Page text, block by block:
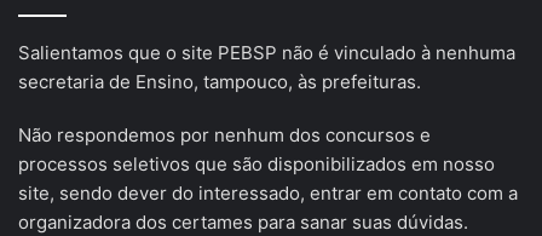
Salientamos que o site PEBSP não é vinculado à nenhuma
secretaria de Ensino, tampouco, às prefeituras.
Não respondemos por nenhum dos concursos e
processos seletivos que são disponibilizados em nosso
site, sendo dever do interessado, entrar em contato com a
organizadora dos certames para sanar suas dúvidas.